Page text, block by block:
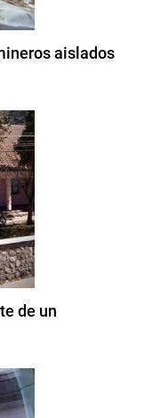
aislados
de un